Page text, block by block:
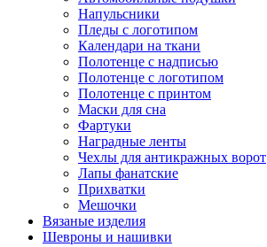
Напульсники
Пледы с логотипом
Календари на ткани
Полотенце с надписью
Полотенце с логотипом
Полотенце с принтом
Маски для сна
Фартуки
Наградные ленты
Чехлы для антикражных ворот
Лапы фанатские
Прихватки
Мешочки
Вязаные изделия
Шевроны и нашивки